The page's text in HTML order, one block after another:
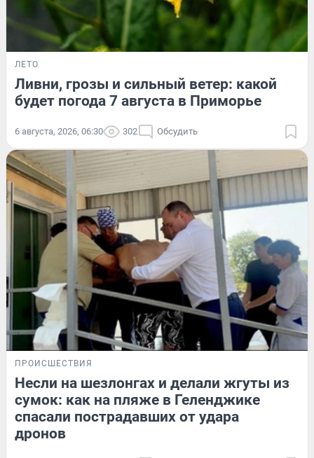
ЛЕТО
Ливни, грозы и сильный ветер: какой
будет погода 7 августа в Приморье
6 августа, 2026, 06:30 302 Обсудить
ПРОИСШЕСТВИЯ
Несли на шезлонгах и делали жгуты из
сумок: как на пляже в Геленджике
спасали пострадавших от удара
дронов